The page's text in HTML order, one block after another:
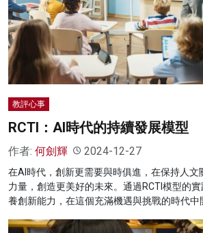
影片
名家榜
灼見活動
教評心事
RCTI：AI時代的持續發展模型
作者: 何劍輝 2024-12-27
在AI時代，創新更需要與時俱進，在保持人文
力量，創造更美好的未來。通過RCTI模型的
養創新能力，在這個充滿機遇與挑戰的時代中